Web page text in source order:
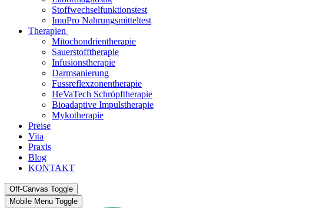
Stoffwechselfunktionstest
ImuPro Nahrungsmitteltest
Therapien
Mitochondrientherapie
Sauerstofftherapie
Infusionstherapie
Darmsanierung
Fussreflexzonentherapie
HeVaTech Schröpftherapie
Bioadaptive Impulstherapie
Mykotherapie
Preise
Vita
Praxis
Blog
KONTAKT
Off-Canvas Toggle
Mobile Menu Toggle